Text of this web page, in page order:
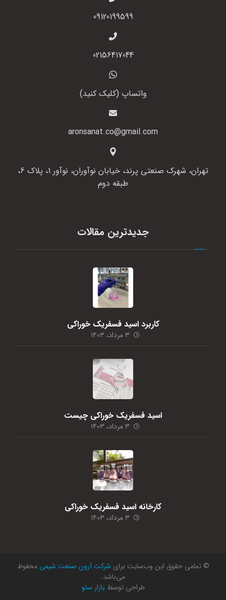
09120199599
02156417044
واتساپ (کلیک کنید)
aronsanat.co@gmail.com
تهران، شهرک صنعتی پرند، خیابان نوآوران، نوآور 1، پلاک 6،
طبقه دوم
جدیدترین مقالات
کاربرد اسید فسفریک خوراکی
۳ مرداد، ۱۴۰۳
اسید فسفریک خوراکی چیست
۳ مرداد، ۱۴۰۳
کارخانه اسید فسفریک خوراکی
۳ مرداد، ۱۴۰۳
© تمامی حقوق این وب‌سایت برای شرکت آرون صنعت شیمی محفوظ
می‌باشد.
طراحی توسط بازار سئو